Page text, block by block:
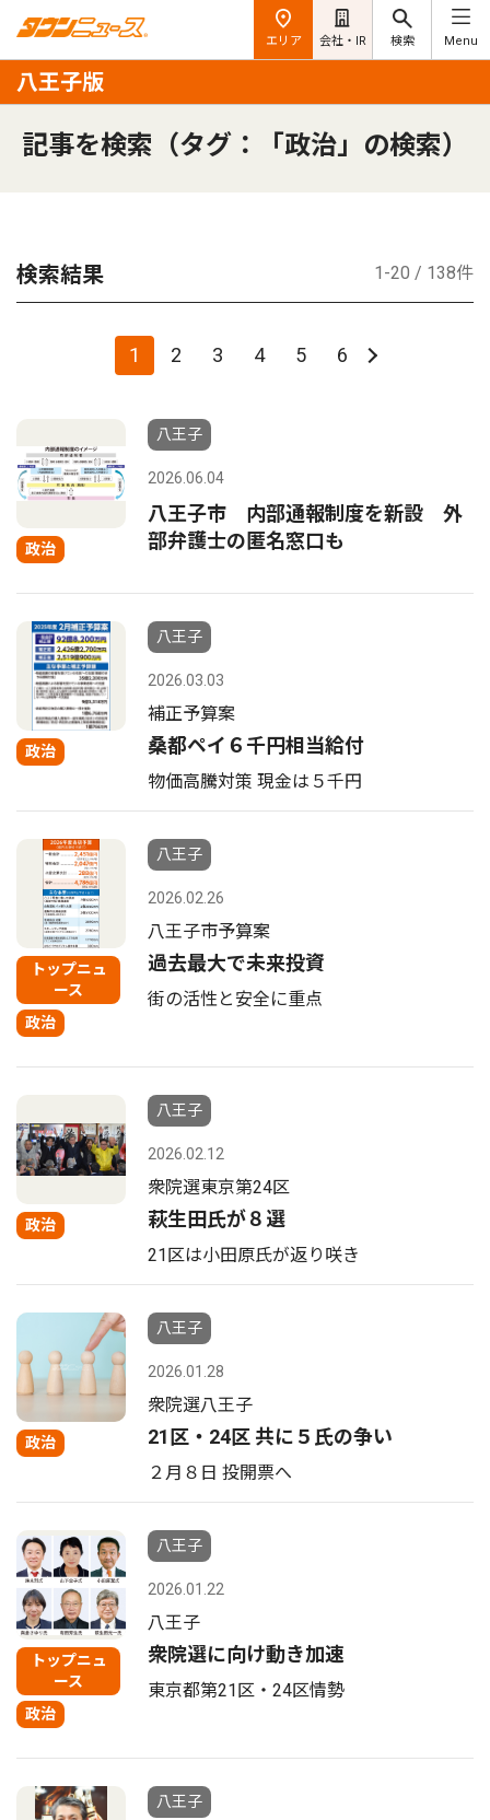
エリア 会社・IR 検索 Menu
八王子版
記事を検索（タグ：「政治」の検索）
検索結果 1-20 / 138件
1 2 3 4 5 6
政治
八王子
2026.06.04
八王子市 内部通報制度を新設 外
部弁護士の匿名窓口も
政治
八王子
2026.03.03
補正予算案
桑都ペイ６千円相当給付
物価高騰対策 現金は５千円
トップニュ
ース
政治
八王子
2026.02.26
八王子市予算案
過去最大で未来投資
街の活性と安全に重点
政治
八王子
2026.02.12
衆院選東京第24区
萩生田氏が８選
21区は小田原氏が返り咲き
政治
八王子
2026.01.28
衆院選八王子
21区・24区 共に５氏の争い
２月８日 投開票へ
トップニュ
ース
政治
八王子
2026.01.22
八王子
衆院選に向け動き加速
東京都第21区・24区情勢
八王子